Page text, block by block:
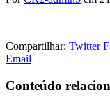
Compartilhar: Twitter
Email
Conteúdo